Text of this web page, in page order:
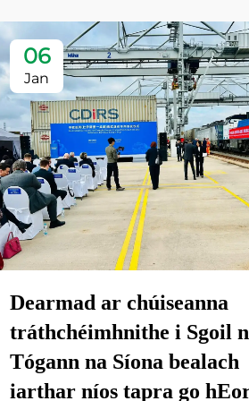
06
Jan
Dearmad ar chúiseanna
tráthchéimhnithe i Sgoil
Tógann na Síona bealach
iarthar níos tapra go